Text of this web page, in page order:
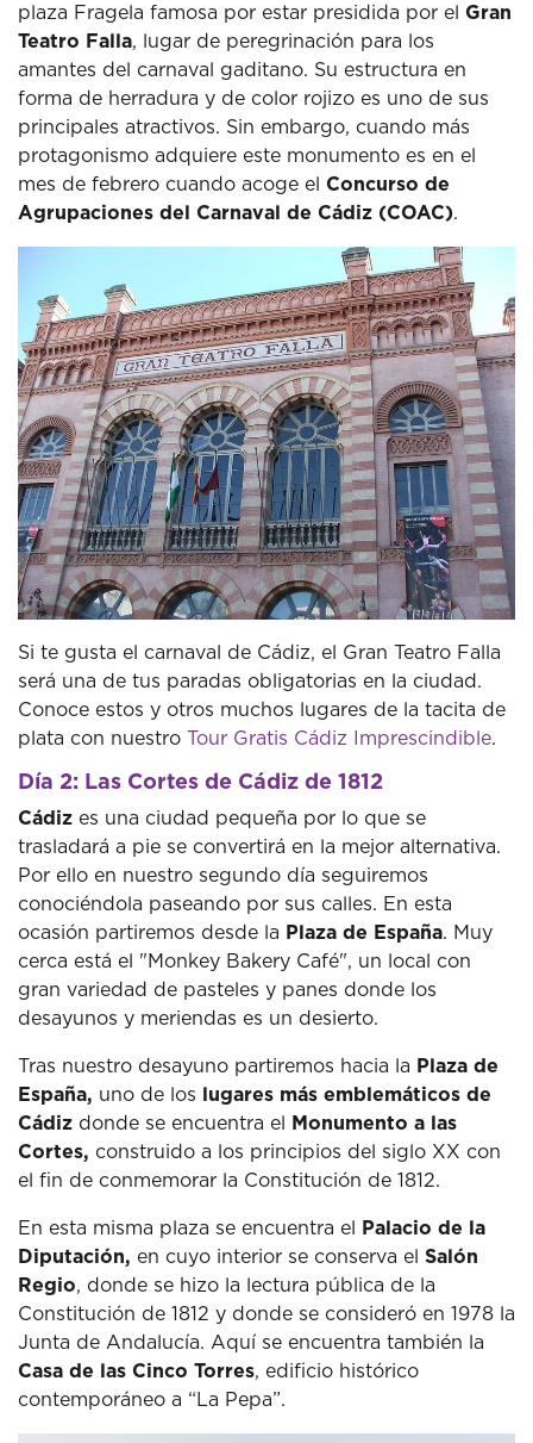
plaza Fragela famosa por estar presidida por el Gran
Teatro Falla, lugar de peregrinación para los
amantes del carnaval gaditano. Su estructura en
forma de herradura y de color rojizo es uno de sus
principales atractivos. Sin embargo, cuando más
protagonismo adquiere este monumento es en el
mes de febrero cuando acoge el
Concurso de
Agrupaciones del Carnaval de Cádiz (COAC).
Si te gusta el carnaval de Cádiz, el Gran Teatro Falla
será una de tus paradas obligatorias en la ciudad.
Conoce estos y otros muchos lugares de la tacita de
plata con nuestro Tour Gratis Cádiz Imprescindible.
Día 2: Las Cortes de Cádiz de 1812
Cádiz es una ciudad pequeña por lo que se
trasladará a pie se convertirá en la mejor alternativa.
Por ello en nuestro segundo día seguiremos
conociéndola paseando por sus calles. En esta
ocasión partiremos desde la Plaza de España. Muy
cerca está el "Monkey Bakery Café", un local con
gran variedad de pasteles y panes donde los
desayunos y meriendas es un desierto.
Tras nuestro desayuno partiremos hacia la Plaza de
España, uno de los lugares más emblemáticos de
Cádiz donde se encuentra el
Monumento a las
Cortes, construido a los principios del siglo XX con
el fin de conmemorar la Constitución de 1812.
En esta misma plaza se encuentra el
Palacio de la
Diputación, en cuyo interior se conserva el Salón
Regio, donde se hizo la lectura pública de la
Constitución de 1812 y donde se consideró en 1978 la
Junta de Andalucía. Aquí se encuentra también la
Casa de las Cinco Torres, edificio histórico
contemporáneo a “La Pepa”.